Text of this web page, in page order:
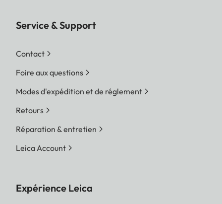
Service & Support
Contact
Foire aux questions
Modes d'expédition et de réglement
Retours
Réparation & entretien
Leica Account
Expérience Leica